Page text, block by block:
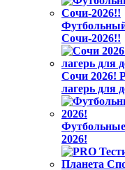
Сочи-2026!!
Сочи 2026!
лагерь для
2026!